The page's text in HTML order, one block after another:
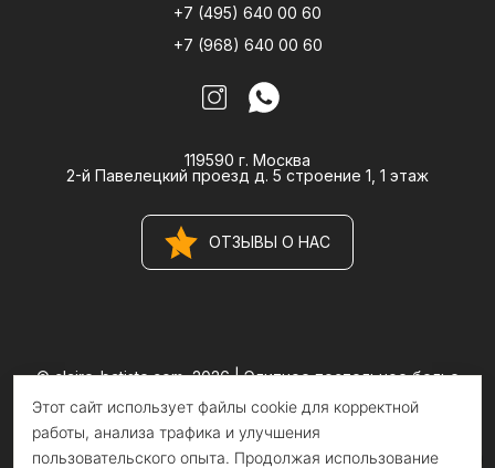
+7 (495) 640 00 60
+7 (968) 640 00 60
119590 г. Москва
2-й Павелецкий проезд д. 5 строение 1, 1 этаж
ОТЗЫВЫ О НАС
© claire-batiste.com, 2026 |Элитное постельное белье
Информация на сайте носит информационный характер и не
является публичной офертой
Этот сайт использует файлы cookie для корректной
работы, анализа трафика и улучшения
пользовательского опыта. Продолжая использование